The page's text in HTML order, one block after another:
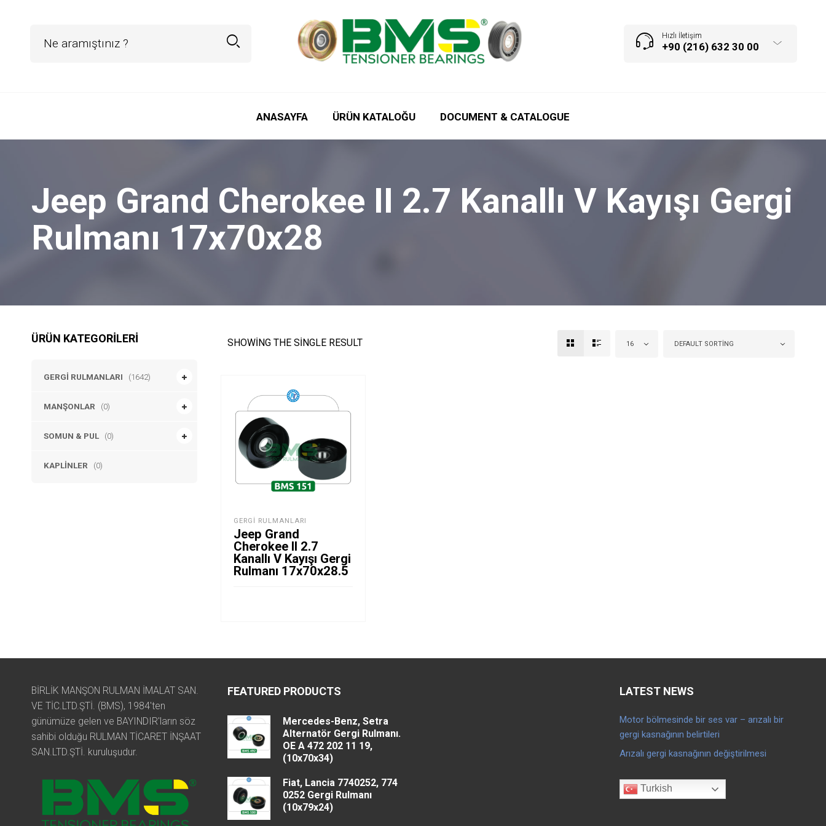
Hızlı İletişim
+90 (216) 632 30 00
ANASAYFA ÜRÜN KATALOĞU DOCUMENT & CATALOGUE
Jeep Grand Cherokee II 2.7 Kanallı V Kayışı Gergi
Rulmanı 17x70x28
ÜRÜN KATEGORILERI
GERGI RULMANLARI (1642)
MANŞONLAR (0)
SOMUN & PUL (0)
KAPLINLER (0)
SHOWING THE SINGLE RESULT 16 DEFAULT SORTING
GERGI RULMANLARI
Jeep Grand
Cherokee II 2.7
Kanallı V Kayışı Gergi
Rulmanı 17x70x28.5
BİRLİK MANŞON RULMAN İMALAT SAN.
VE TİC.LTD.ŞTİ. (BMS), 1984'ten
günümüze gelen ve BAYINDIR'ların söz
sahibi olduğu RULMAN TİCARET İNŞAAT
SAN.LTD.ŞTİ. kuruluşudur.
FEATURED PRODUCTS
Mercedes-Benz, Setra
Alternatör Gergi Rulmanı.
OE A 472 202 11 19,
(10x70x34)
Fiat, Lancia 7740252, 774
0252 Gergi Rulmanı
(10x79x24)
LATEST NEWS
Motor bölmesinde bir ses var – arızalı bir
gergi kasnağının belirtileri
Arızalı gergi kasnağının değiştirilmesi
Turkish